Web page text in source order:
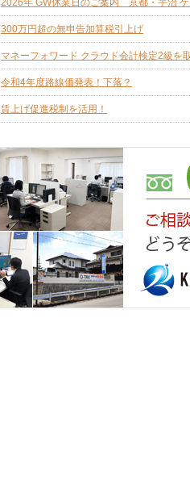
300万円超の無申告加算税引上げ
マネーフォワード クラウド会計検定2級を
令和4年度路線価発表！下落？
賃上げ促進税制を活用！